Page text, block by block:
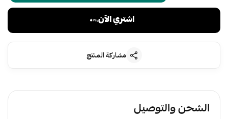
اشتري الآن
مشاركة المنتج
الشحن والتوصيل